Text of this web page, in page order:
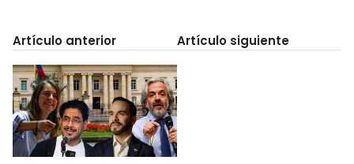
Artículo anterior Artículo siguiente